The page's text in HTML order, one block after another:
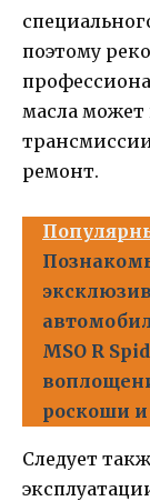
поэтому
масла
ремонт.
MSO R
роскоши
Следует